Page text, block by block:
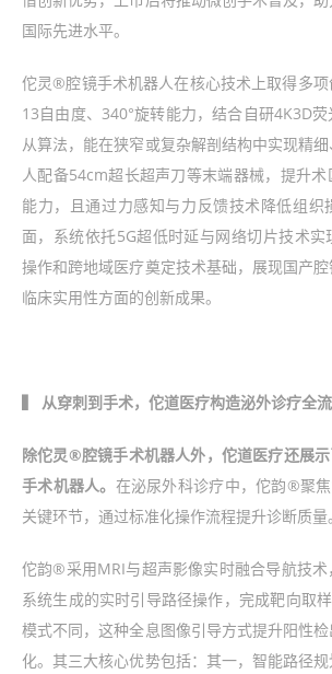
国际先进水平。
佗灵®腔镜手术机器人在核心技术上取得多
13自由度、340°旋转能力，结合自研4K3D
从算法，能在狭窄或复杂解剖结构中实现精
人配备54cm超长超声刀等末端器械，提升
能力，且通过力感知与力反馈技术降低组织
面，系统依托5G超低时延与网络切片技术
操作和跨地域医疗奠定技术基础，展现国产
临床实用性方面的创新成果。
▍ 从穿刺到手术，佗道医疗构造泌外诊疗全
除佗灵®腔镜手术机器人外，佗道医疗还展
手术机器人。 在泌尿外科诊疗中，佗韵®聚
关键环节，通过标准化操作流程提升诊断质量。
佗韵®采用MRI与超声影像实时融合导航技
系统生成的实时引导路径操作，完成靶向取
模式不同，这种全息图像引导方式提升阳性
化。其三大核心优势包括：其一，智能路径